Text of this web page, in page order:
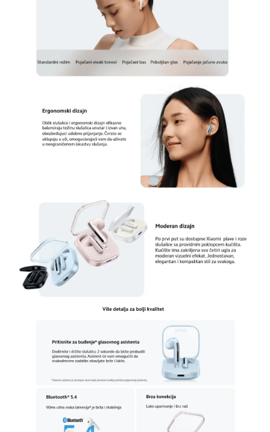
Upravljanje muzikom i pozivima nikada nije bilo
lakše. Redmi Buds 6 Active imaju intuitivne
kontrole na dodir, omogućavajući vam da
preskočite pesme, odgovorite na pozive ili
aktivirate glasovnog asistenta, sve sa nekoliko
jednostavnih dodira, bez potrebe da vadite
Zaključak: Zašto kupiti Redmi Buds 6 Active?
Redmi Buds 6 Active su savršenebežične
za one koji cene kvalitet zvuka,
udobnost i dugotrajnost baterije. Sa modernim
funkcijama kao što su dugotrajna autonomija,
otpornost na vodu i najnovija Bluetooth
tehnologija, ove slušalice su dizajnirane da
zadovolje potrebe modernog korisnika. Bilo da ih
koristite za posao, rekreaciju ili slobodno vreme,
Redmi Buds 6 Active pružaju izvanredno iskustvo
u svakom trenutku. Ne propustite priliku da ih
dodate u svoju kolekciju i uživate u vrhunskoj
zvučnoj performansi sanajboljim Xiaomi Redmi